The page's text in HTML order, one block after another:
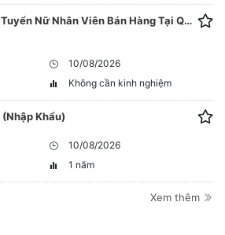
Job Parttime / Fulltime Tuyển Nữ Nhân Viên Bán Hàng Tại Quận Gò Vấp
10/08/2026
Không cần kinh nghiệm
Khẩu)
10/08/2026
1 năm
Xem thêm